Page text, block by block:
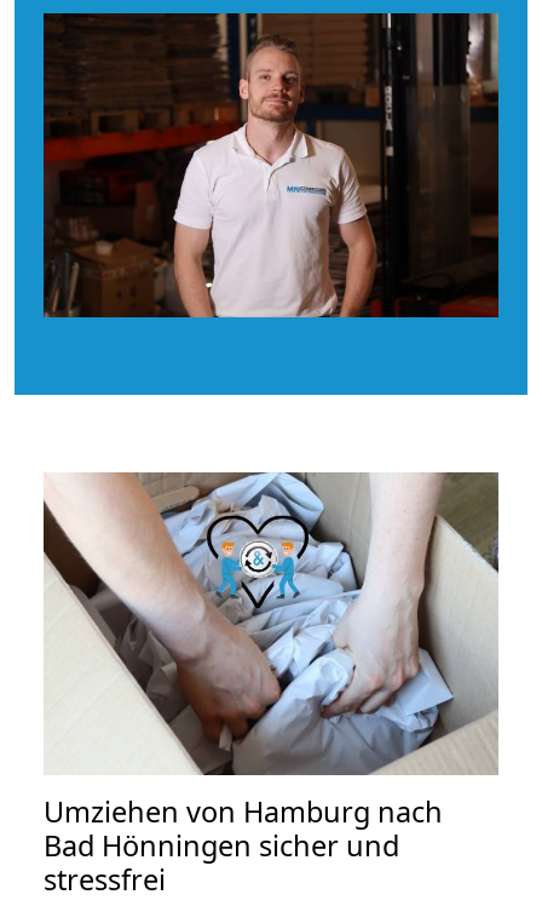
Umziehen von Hamburg nach
Bad Hönningen sicher und
stressfrei